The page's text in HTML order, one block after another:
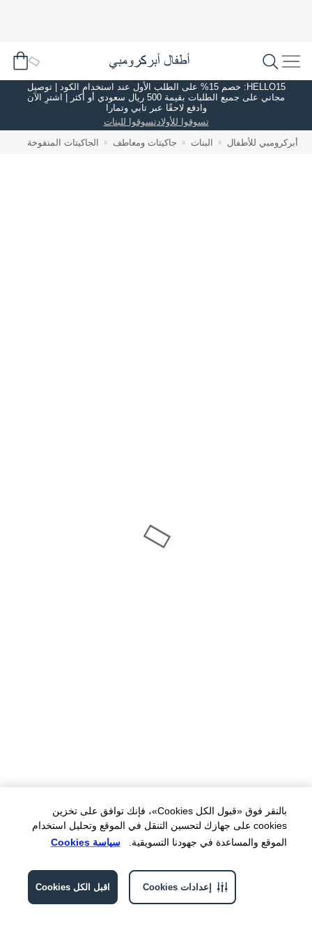
بالنقر فوق «قبول الكل Cookies»، فإنك توافق على تخزين
cookies على جهازك لتحسين التنقل في الموقع وتحليل استخدام
الموقع والمساعدة في جهودنا التسويقية.
سياسة Cookies
اقبل الكل Cookies إعدادات Cookies
HELLO15: خصم 15% على الطلب الأول عند استخدام الكود | توصيل
مجاني على جميع الطلبات بقيمة 500 ريال سعودي أو أكثر | اشترِ الآن
وادفع لاحقًا عبر تابي وتمارا
تسوقوا للأولادتسوقوا للبنات
أبركرومبي للأطفال البنات جاكيتات ومعاطف الجاكيتات المنفوخة